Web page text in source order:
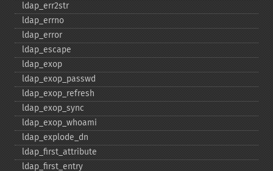
ldap_​err2str
ldap_​errno
ldap_​error
ldap_​escape
ldap_​exop
ldap_​exop_​passwd
ldap_​exop_​refresh
ldap_​exop_​sync
ldap_​exop_​whoami
ldap_​explode_​dn
ldap_​first_​attribute
ldap_​first_​entry